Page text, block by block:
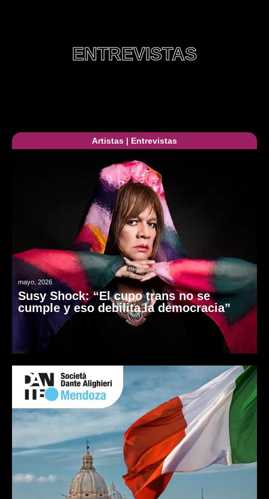
ENTREVISTAS
Artistas | Entrevistas
mayo, 2026
Susy Shock: “El cupo trans no se
cumple y eso debilita la democracia”